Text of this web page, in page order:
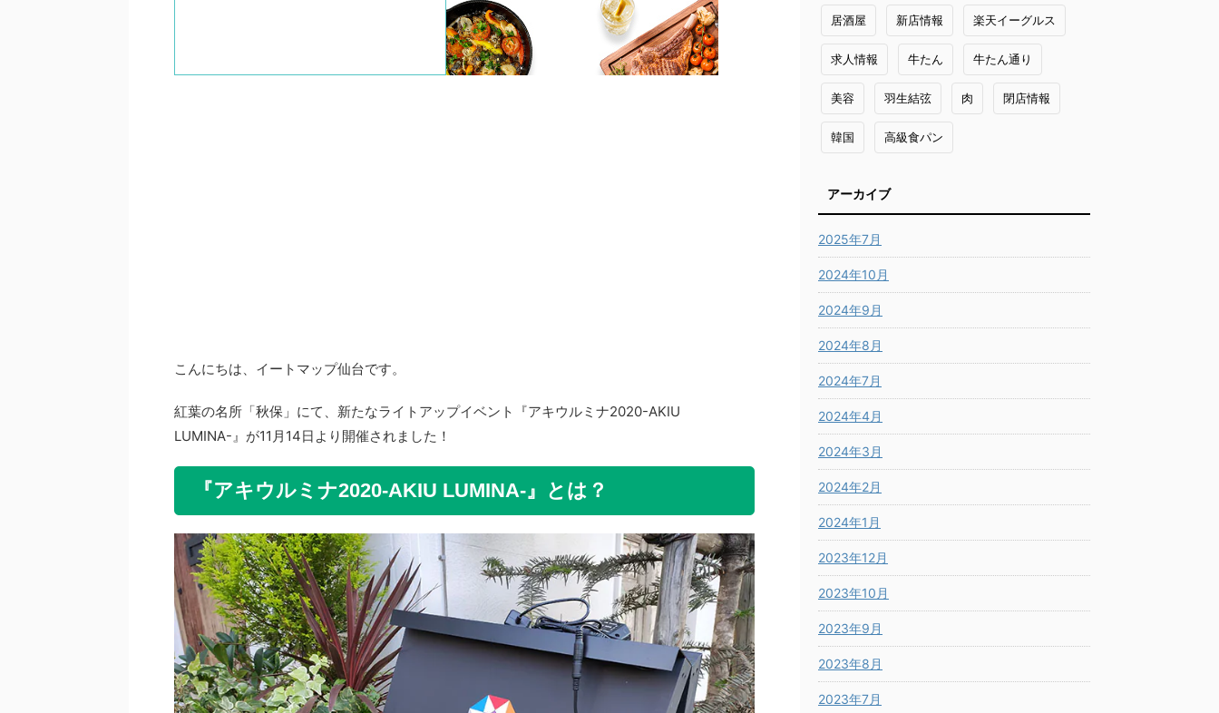
こんにちは、イートマップ仙台です。
紅葉の名所「秋保」にて、新たなライトアップイベント『アキウルミナ2020-AKIU
LUMINA-』が11月14日より開催されました！
『アキウルミナ2020-AKIU LUMINA-』とは？
居酒屋 新店情報 楽天イーグルス
求人情報 牛たん 牛たん通り
美容 羽生結弦 肉 閉店情報
韓国 高級食パン
アーカイブ
2025年7月
2024年10月
2024年9月
2024年8月
2024年7月
2024年4月
2024年3月
2024年2月
2024年1月
2023年12月
2023年10月
2023年9月
2023年8月
2023年7月